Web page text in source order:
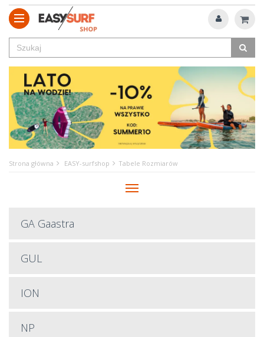
Strona główna EASY-surfshop Tabele Rozmiarów
Menu
GA Gaastra
GUL
ION
NP